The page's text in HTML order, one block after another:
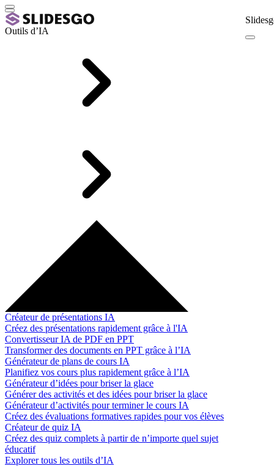
Outils d’IA
Créateur de présentations IA
Créez des présentations rapidement grâce à l'IA
Convertisseur IA de PDF en PPT
Transformer des documents en PPT grâce à l’IA
Générateur de plans de cours IA
Planifiez vos cours plus rapidement grâce à l’IA
Générateur d’idées pour briser la glace
Générer des activités et des idées pour briser la glace
Générateur d’activités pour terminer le cours IA
Créez des évaluations formatives rapides pour vos élèves
Créateur de quiz IA
Créez des quiz complets à partir de n’importe quel sujet
éducatif
Explorer tous les outils d’IA